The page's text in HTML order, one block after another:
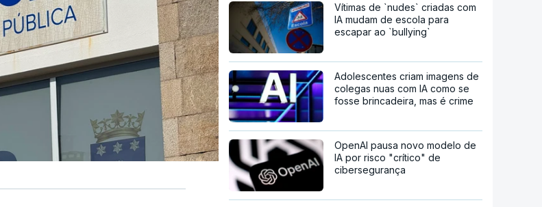
Vítimas de `nudes` criadas com
IA mudam de escola para
escapar ao `bullying`
Adolescentes criam imagens de
colegas nuas com IA como se
fosse brincadeira, mas é crime
OpenAI pausa novo modelo de
IA por risco "crítico" de
cibersegurança